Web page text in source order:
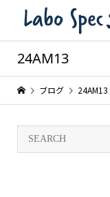
24AM13
ブログ 24AM13